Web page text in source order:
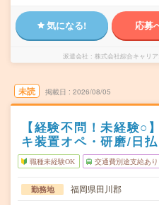
気になる! 応募
派遣会社 株式会社綜合キャリ
未読 掲載日 2026/08/05
【経験不問！未経験○
キ装置オペ・研磨/日
職種未経験OK 交通費別途支給あり
勤務地 福岡県田川郡